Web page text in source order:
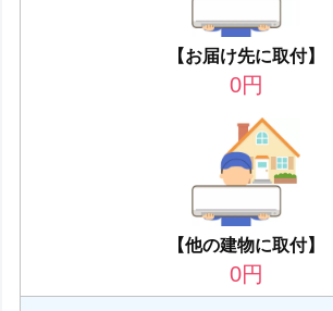
【お届け先に取付】
0円
【他の建物に取付】
0円